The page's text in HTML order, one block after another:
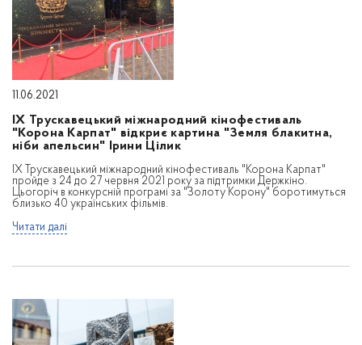
11.06.2021
IX Трускавецький міжнародний кінофестиваль
"Корона Карпат" відкриє картина "Земля блакитна,
ніби апельсин" Ірини Цілик
IX Трускавецький міжнародний кінофестиваль "Корона Карпат"
пройде з 24 до 27 червня 2021 року за підтримки Держкіно.
Цьогоріч в конкурсній програмі за "Золоту Корону" боротимуться
близько 40 українських фільмів.
Читати далі